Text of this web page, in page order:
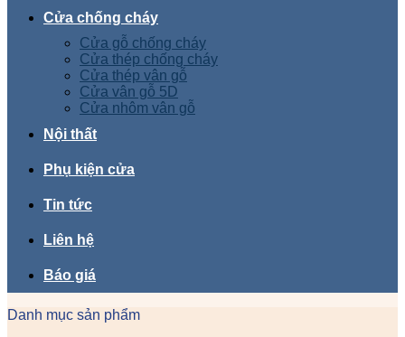
Cửa chống cháy
Cửa gỗ chống cháy
Cửa thép chống cháy
Cửa thép vân gỗ
Cửa vân gỗ 5D
Cửa nhôm vân gỗ
Nội thất
Phụ kiện cửa
Tin tức
Liên hệ
Báo giá
Danh mục sản phẩm